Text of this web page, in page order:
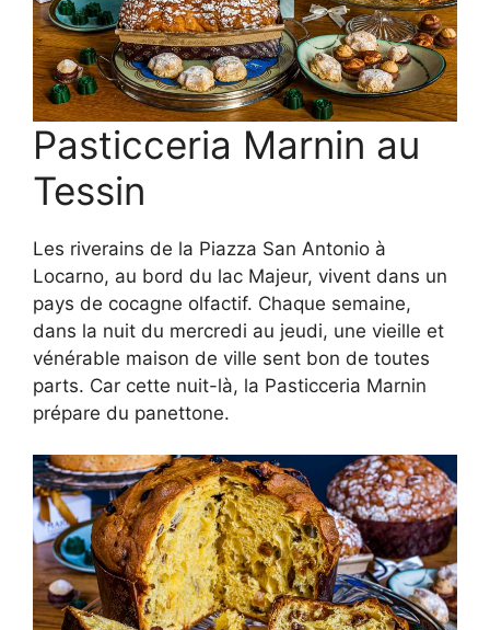
Pasticceria Marnin au
Tessin
Les riverains de la Piazza San Antonio à
Locarno, au bord du lac Majeur, vivent dans un
pays de cocagne olfactif. Chaque semaine,
dans la nuit du mercredi au jeudi, une vieille et
vénérable maison de ville sent bon de toutes
parts. Car cette nuit-là, la Pasticceria Marnin
prépare du panettone.